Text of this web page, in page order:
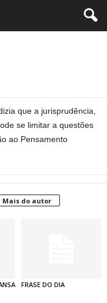
que a jurisprudência,
se limitar a questões
ao Pensamento
Mais do autor
FRASE DO DIA